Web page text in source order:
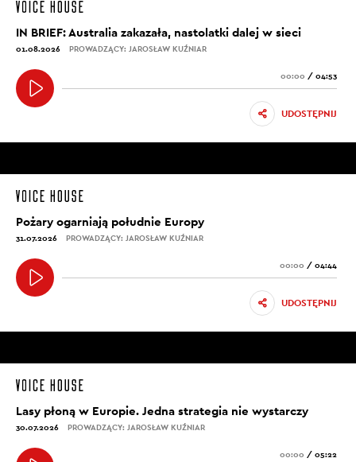
IN BRIEF: Australia zakazała, nastolatki dalej w sieci
01.08.2026 PROWADZĄCY: JAROSŁAW KUŹNIAR
00:00 / 04:53
UDOSTĘPNIJ
Pożary ogarniają południe Europy
31.07.2026 PROWADZĄCY: JAROSŁAW KUŹNIAR
00:00 / 04:44
UDOSTĘPNIJ
Lasy płoną w Europie. Jedna strategia nie wystarczy
30.07.2026 PROWADZĄCY: JAROSŁAW KUŹNIAR
00:00 / 05:22